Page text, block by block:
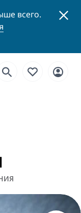
всего.